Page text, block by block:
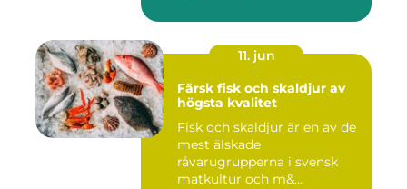
11. jun
Färsk fisk och skaldjur av
högsta kvalitet
Fisk och skaldjur är en av de
mest älskade
råvarugrupperna i svensk
matkultur och m&...